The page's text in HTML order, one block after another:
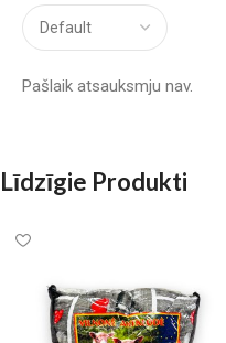
Pašlaik atsauksmju nav.
Līdzīgie Produkti